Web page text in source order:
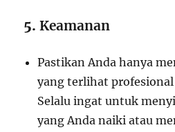
5.Keamanan
Pastikan Anda hanya
yang terlihat
Selalu ingat untuk
yang Anda naiki atau